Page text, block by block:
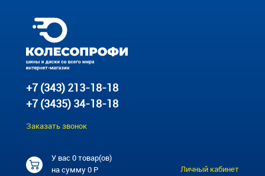
+7 (343) 213-18-18
+7 (3435) 34-18-18
Заказать звонок
У вас0 товар(ов)
на сумму0 Р Личный кабинет